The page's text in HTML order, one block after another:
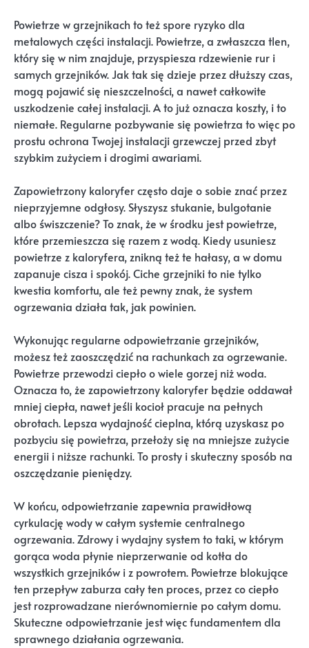
Powietrze w grzejnikach to też spore ryzyko dla
metalowych części instalacji. Powietrze, a zwłaszcza tlen,
który się w nim znajduje, przyspiesza rdzewienie rur i
samych grzejników. Jak tak się dzieje przez dłuższy czas,
mogą pojawić się nieszczelności, a nawet całkowite
uszkodzenie całej instalacji. A to już oznacza koszty, i to
niemałe. Regularne pozbywanie się powietrza to więc po
prostu ochrona Twojej instalacji grzewczej przed zbyt
szybkim zużyciem i drogimi awariami.
Zapowietrzony kaloryfer często daje o sobie znać przez
nieprzyjemne odgłosy. Słyszysz stukanie, bulgotanie
albo świszczenie? To znak, że w środku jest powietrze,
które przemieszcza się razem z wodą. Kiedy usuniesz
powietrze z kaloryfera, znikną też te hałasy, a w domu
zapanuje cisza i spokój. Ciche grzejniki to nie tylko
kwestia komfortu, ale też pewny znak, że system
ogrzewania działa tak, jak powinien.
Wykonując regularne odpowietrzanie grzejników,
możesz też zaoszczędzić na rachunkach za ogrzewanie.
Powietrze przewodzi ciepło o wiele gorzej niż woda.
Oznacza to, że zapowietrzony kaloryfer będzie oddawał
mniej ciepła, nawet jeśli kocioł pracuje na pełnych
obrotach. Lepsza wydajność cieplna, którą uzyskasz po
pozbyciu się powietrza, przełoży się na mniejsze zużycie
energii i niższe rachunki. To prosty i skuteczny sposób na
oszczędzanie pieniędzy.
W końcu, odpowietrzanie zapewnia prawidłową
cyrkulację wody w całym systemie centralnego
ogrzewania. Zdrowy i wydajny system to taki, w którym
gorąca woda płynie nieprzerwanie od kotła do
wszystkich grzejników i z powrotem. Powietrze blokujące
ten przepływ zaburza cały ten proces, przez co ciepło
jest rozprowadzane nierównomiernie po całym domu.
Skuteczne odpowietrzanie jest więc fundamentem dla
sprawnego działania ogrzewania.